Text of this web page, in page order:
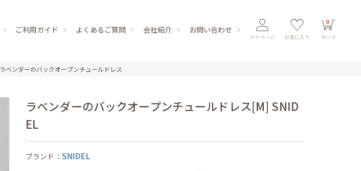
ご利用ガイド よくあるご質問 会社紹介 お問い合わせ
マイページ お気に入り
0
カート
ラベンダーのバックオープンチュールドレス
ラベンダーのバックオープンチュールドレス[M] SNID
EL
ブランド： SNIDEL